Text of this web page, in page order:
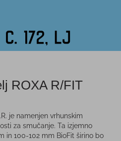
ROXA R/FIT
je namenjen vrhunskim
za smučanje. Ta izjemno
in 100-102 mm BioFit širino bo